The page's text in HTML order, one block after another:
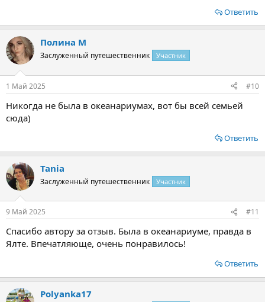
Ответить
Полина М
Заслуженный путешественник Участник
1 Май 2025 #10
Никогда не была в океанариумах, вот бы всей семьей
сюда)
Ответить
Tania
Заслуженный путешественник Участник
9 Май 2025 #11
Спасибо автору за отзыв. Была в океанариуме, правда в
Ялте. Впечатляюще, очень понравилось!
Ответить
Polyanka17